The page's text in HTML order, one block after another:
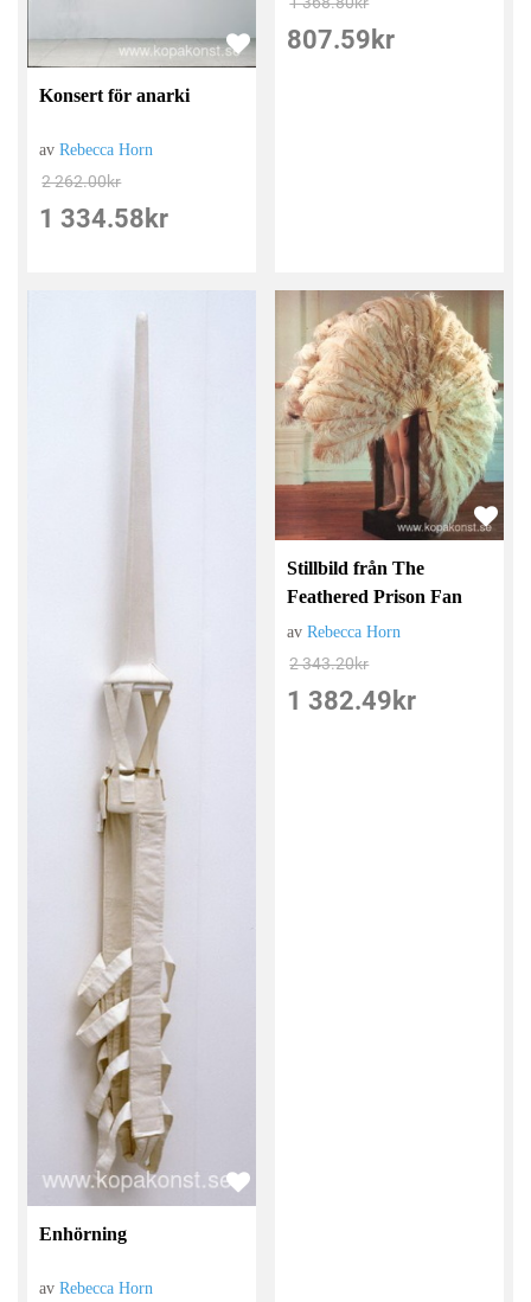
Konsert för anarki
avRebecca Horn
2 262.00kr
1 334.58 kr
807.59 kr
Enhörning
avRebecca Horn
Stillbild från The
Feathered Prison Fan
avRebecca Horn
2 343.20kr
1 382.49 kr